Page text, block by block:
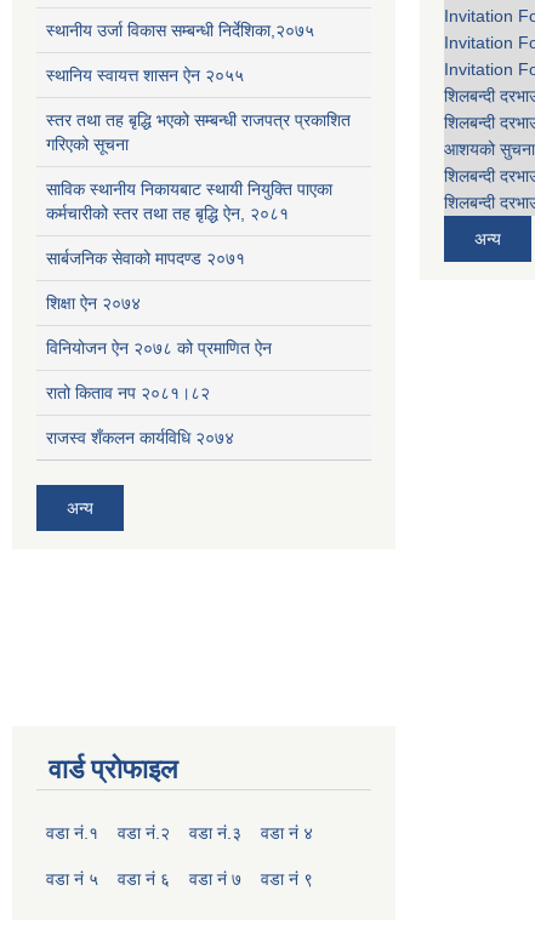
स्थानीय उर्जा विकास सम्बन्धी निर्देशिका,२०७५
स्थानिय स्वायत्त शासन ऐन २०५५
स्तर तथा तह बृद्धि भएको सम्बन्धी राजपत्र प्रकाशित
गरिएको सूचना
साविक स्थानीय निकायबाट स्थायी नियुक्ति पाएका
कर्मचारीको स्तर तथा तह बृद्धि ऐन, २०८१
सार्बजनिक सेवाको मापदण्ड २०७१
शिक्षा ऐन २०७४
विनियोजन ऐन २०७८ को प्रमाणित ऐन
रातो किताव नप २०८१।८२
राजस्व शँकलन कार्यविधि २०७४
अन्य
Invitation
Invitation
Invitation
शिलबन्दी
शिलबन्दी
आशयको सुचना
शिलबन्दी
शिलबन्दी
अन्य
वार्ड प्रोफाइल
वडा नं.१ वडा नं.२ वडा नं.३ वडा नं ४
वडा नं ५ वडा नं ६ वडा नं ७ वडा नं ९